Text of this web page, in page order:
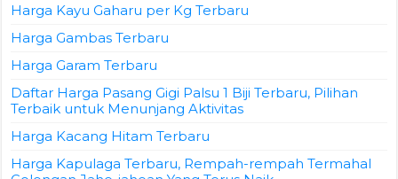
Harga Kayu Gaharu per Kg Terbaru
Harga Gambas Terbaru
Harga Garam Terbaru
Daftar Harga Pasang Gigi Palsu 1 Biji Terbaru, Pilihan
Terbaik untuk Menunjang Aktivitas
Harga Kacang Hitam Terbaru
Harga Kapulaga Terbaru, Rempah-rempah Termahal